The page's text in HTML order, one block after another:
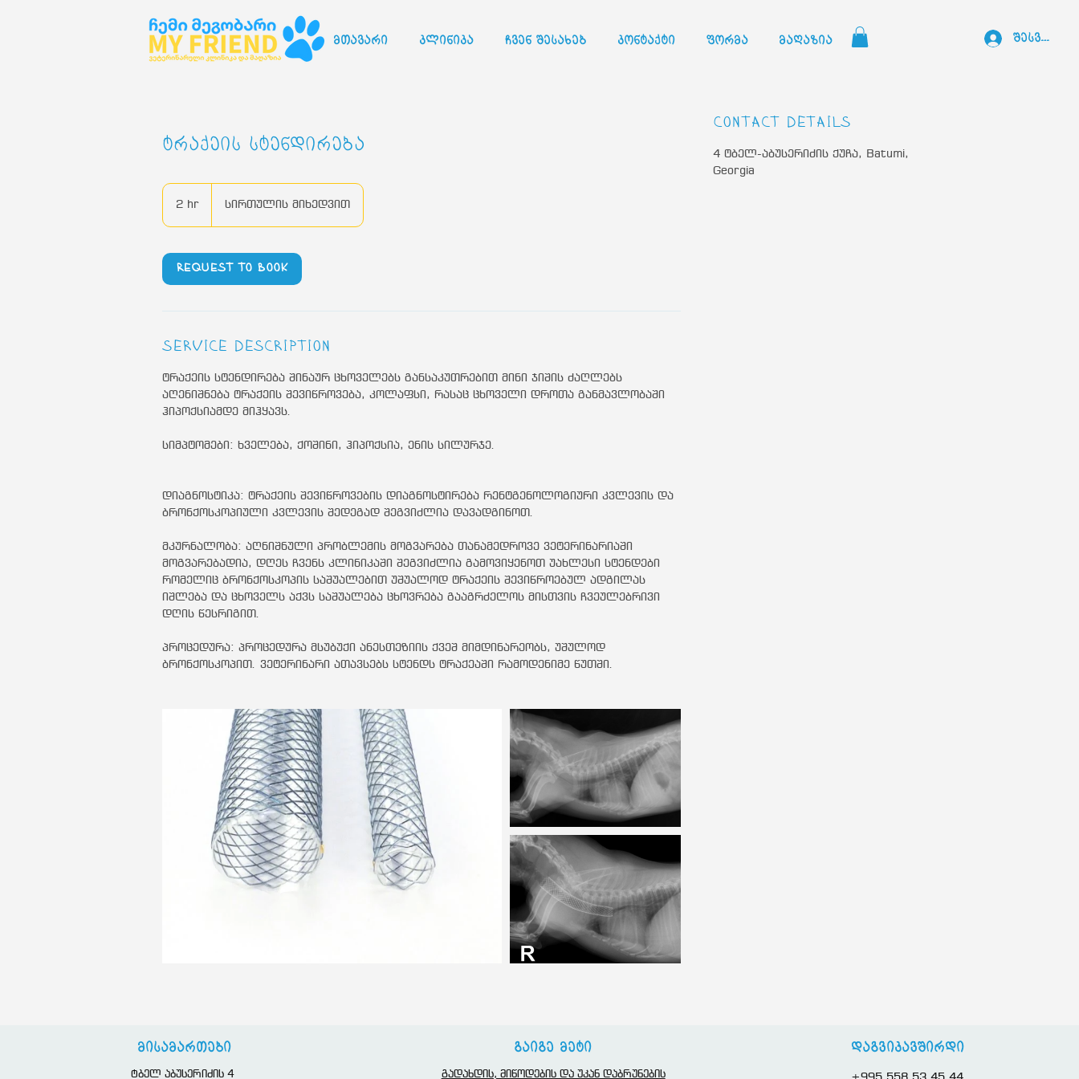
მთავარი კლინიკა ჩვენ შესახებ კონტაქტი ფორმა მაღაზია შესვლა
ტრაქეის სტენდირება
2 hr სირთულის მიხედვით
Request to book
Service Description
ტრაქეის სტენდირება შინაურ ცხოველებს განსაკუთრებით მინი ჯიშის ძაღლებს
აღენიშნება ტრაქეის შევიწროვება, კოლაფსი, რასაც ცხოველი დროთა განმავლობაში
ჰიპოქსიამდე მიჰყავს.
სიმპტომები: ხველება, ქოშინი, ჰიპოქსია, ენის სილურჯე.
დიაგნოსტიკა: ტრაქეის შევიწროვების დიაგნოსტირება რენტგენოლოგიური კვლევის და
ბრონქოსკოპიული კვლევის შედეგად შეგვიძლია დავადგინოთ.
მკურნალობა: აღნიშნული პრობლემის მოგვარება თანამედროვე ვეტერინარიაში
მოგვარებადია, დღეს ჩვენს კლინიკაში შეგვიძლია გამოვიყენოთ უახლესი სტენდები
რომელიც ბრონქოსკოპის საშუალებით უშუალოდ ტრაქეის შევიწროებულ ადგილას
იშლება და ცხოველს აქვს საშუალება ცხოვრება გააგრძელოს მისთვის ჩვეულებრივი
დღის წესრიგით.
პროცედურა: პროცედურა მსუბუქი ანესთეზიის ქვეშ მიმდინარეობს, უშულოდ
ბრონქოსკოპით. ვეტერინარი ათავსებს სტენდს ტრაქეაში რამოდენიმე წუთში.
Contact Details
4 ტბელ-აბუსერიძის ქუჩა, Batumi,
Georgia
მისამართები
ტბელ აბუსერიძის 4
გაიგე მეტი
გადახდის, მიწოდების და უკან დაბრუნების
დაგვიკავშირდი